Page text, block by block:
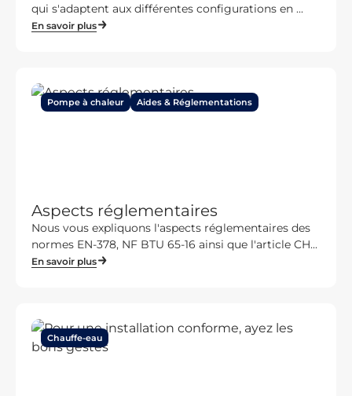
qui s'adaptent aux différentes configurations en ...
En savoir plus
Pompe à chaleur Aides & Réglementations
Aspects réglementaires
Nous vous expliquons l'aspects réglementaires des
normes EN-378, NF BTU 65-16 ainsi que l'article CH...
En savoir plus
Chauffe-eau